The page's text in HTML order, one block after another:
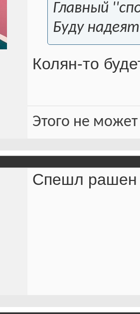
Главный
Буду
Колян-то
Этого не
Спешл рашен